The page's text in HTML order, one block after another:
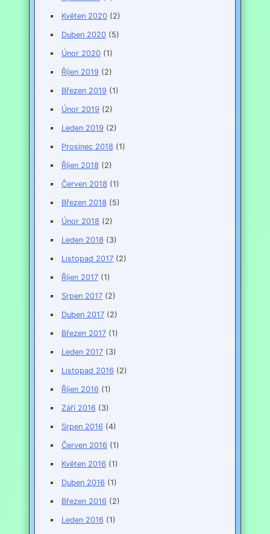
Květen 2020(2)
Duben 2020(5)
Únor 2020(1)
Říjen 2019 (2)
Březen 2019 (1)
Únor 2019 (2)
Leden 2019 (2)
Prosinec 2018 (1)
Říjen 2018 (2)
Červen 2018 (1)
Březen 2018 (5)
Únor 2018 (2)
Leden 2018 (3)
Listopad 2017(2)
Říjen 2017(1)
Srpen 2017(2)
Duben 2017(2)
Březen 2017(1)
Leden 2017(3)
Listopad 2016 (2)
Říjen 2016 (1)
Září 2016 (3)
Srpen 2016 (4)
Červen 2016 (1)
Květen 2016 (1)
Duben 2016 (1)
Březen 2016 (2)
Leden 2016 (1)